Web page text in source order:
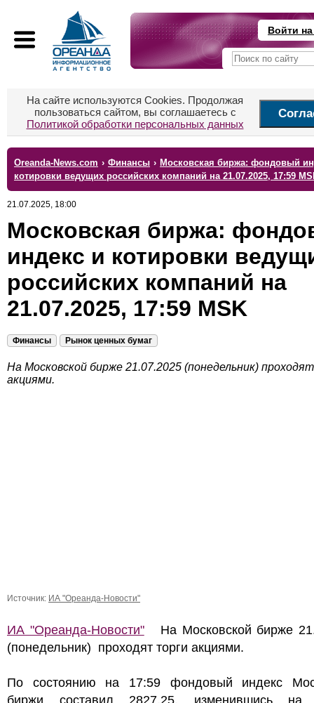
Войти
На сайте используются Cookies. Продолжая
пользоваться сайтом, вы соглашаетесь с
Политикой обработки персональных данных
Oreanda-News.com › Финансы › Московская биржа: фондовый
котировки ведущих российских компаний на 21.07.2025, 17:59
21.07.2025, 18:00
Московская биржа:
индекс и котировки
российских компаний на
21.07.2025, 17:59 MSK
Финансы Рынок ценных бумаг
На Московской бирже 21.07.2025 (понедельник)
акциями.
Источник: ИА "Ореанда-Новости"
ИА "Ореанда-Новости"На Московской бирже
(понедельник) проходят торги акциями.
По состоянию на 17:59 фондовый индекс
биржи составил 2827.25, изменившись на